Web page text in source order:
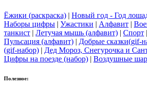
Ёжики (раскраска) | Новый год - Год
Наборы цифры | Ужастики | Алфавит |
танкист | Летучая мышь (алфавит) | Спорт |
Пульсация (алфавит) | Добрые сказки(gif-
(gif-набор) | Дед Мороз, Снегурочка и
Цифры на поезде (набор) | Воздушные
Полезное: